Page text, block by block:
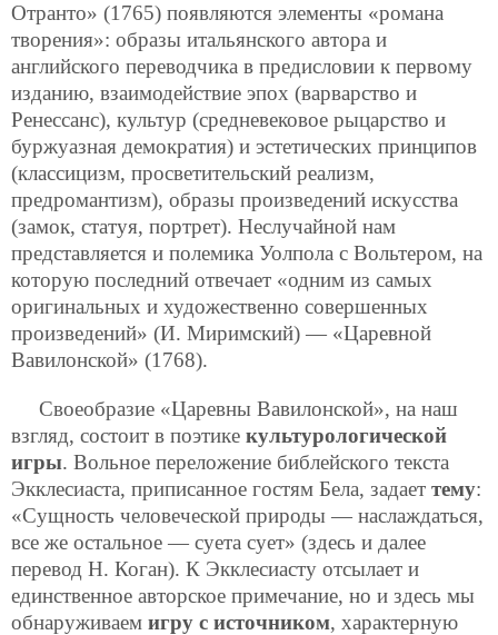
Отранто» (1765) появляются элементы «романа
творения»: образы итальянского автора и
английского переводчика в предисловии к первому
изданию, взаимодействие эпох (варварство и
Ренессанс), культур (средневековое рыцарство и
буржуазная демократия) и эстетических принципов
(классицизм, просветительский реализм,
предромантизм), образы произведений искусства
(замок, статуя, портрет). Неслучайной нам
представляется и полемика Уолпола с Вольтером, на
которую последний отвечает «одним из самых
оригинальных и художественно совершенных
произведений» (И. Миримский) — «Царевной
Вавилонской» (1768).
Своеобразие «Царевны Вавилонской», на наш
взгляд, состоит в поэтике культурологической
игры. Вольное переложение библейского текста
Экклесиаста, приписанное гостям Бела, задает тему:
«Сущность человеческой природы — наслаждаться,
все же остальное — суета сует» (здесь и далее
перевод Н. Коган). К Экклесиасту отсылает и
единственное авторское примечание, но и здесь мы
обнаруживаем игру с источником, характерную